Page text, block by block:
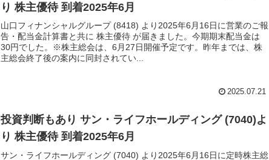
り 株主優待 到着2025年6月
山口フィナンシャルグループ (8418) より2025年6月16日に営業のご報
告・配当金計算書と共に 株主優待 が届きました。今期期末配当金は
30円でした。※株主総会は、6月27日開催予定です。昨年までは、株
主総会終了後の案内に同封されてい...
2025.07.21
投資判断もあり サン・ライフホールディング (7040)よ
り 株主優待 到着2025年6月
サン・ライフホールディング (7040) より2025年6月16日に定時株主総